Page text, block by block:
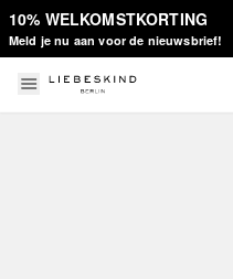
10% WELKOMSTKORTING
Meld je nu aan voor de nieuwsbrief!